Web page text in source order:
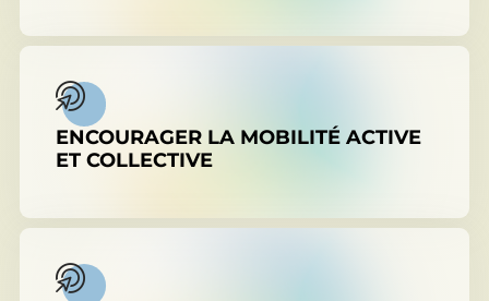
ENCOURAGER LA MOBILITÉ ACTIVE
ET COLLECTIVE